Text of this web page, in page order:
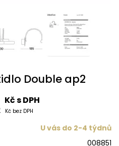
Double ap2
Kč s DPH
Kč bez DPH
U vás do 2-4 týdnů
008851